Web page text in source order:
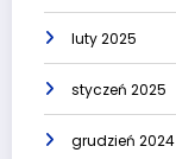
luty 2025
styczeń 2025
grudzień 2024